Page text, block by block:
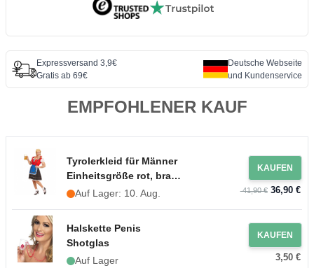
Expressversand 3,9€
Gratis ab 69€
Deutsche Webseite
und Kundenservice
EMPFOHLENER KAUF
Tyrolerkleid für Männer
Einheitsgröße rot, braun
und blau
Auf Lager: 10. Aug.
KAUFEN
41,90 €36,90 €
Halskette Penis
Shotglas
Auf Lager
KAUFEN
3,50 €